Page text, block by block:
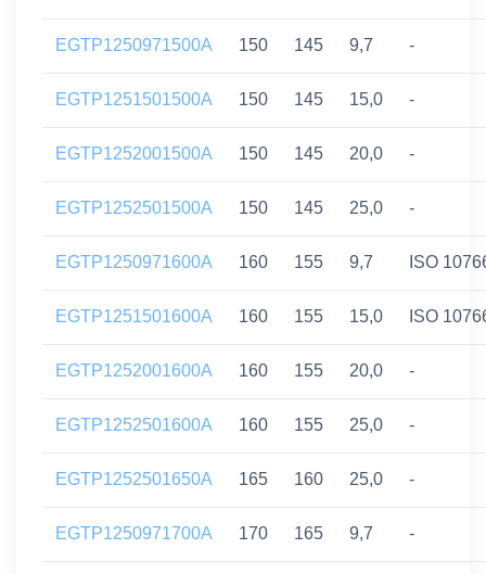
EGTP1250971500A 150 145 9,7 -
EGTP1251501500A 150 145 15,0 -
EGTP1252001500A 150 145 20,0 -
EGTP1252501500A 150 145 25,0 -
EGTP1250971600A 160 155 9,7 ISO
EGTP1251501600A 160 155 15,0 ISO
EGTP1252001600A 160 155 20,0 -
EGTP1252501600A 160 155 25,0 -
EGTP1252501650A 165 160 25,0 -
EGTP1250971700A 170 165 9,7 -